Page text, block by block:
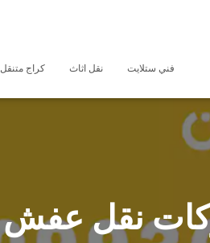
فني ستلايت نقل اثاث كراج متنقل